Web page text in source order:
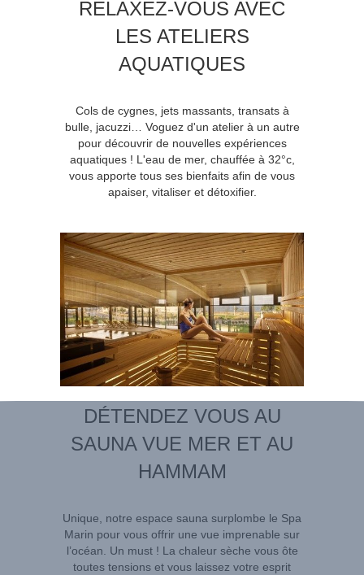
RELAXEZ-VOUS AVEC
LES ATELIERS
AQUATIQUES
Cols de cygnes, jets massants, transats à
bulle, jacuzzi… Voguez d'un atelier à un autre
pour découvrir de nouvelles expériences
aquatiques ! L'eau de mer, chauffée à 32°c,
vous apporte tous ses bienfaits afin de vous
apaiser, vitaliser et détoxifier.
DÉTENDEZ VOUS AU
SAUNA VUE MER ET AU
HAMMAM
Unique, notre espace sauna surplombe le Spa
Marin pour vous offrir une vue imprenable sur
l’océan. Un must ! La chaleur sèche vous ôte
toutes tensions et vous laissez votre esprit